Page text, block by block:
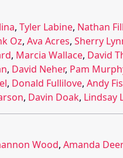
, Tyler Labine, Nathan
Oz, Ava Acres, Sherry
, Marcia Wallace, David
, David Neher, Pam
, Donald Fullilove, Andy
, Davin Doak, Lindsay
Wood, Amanda